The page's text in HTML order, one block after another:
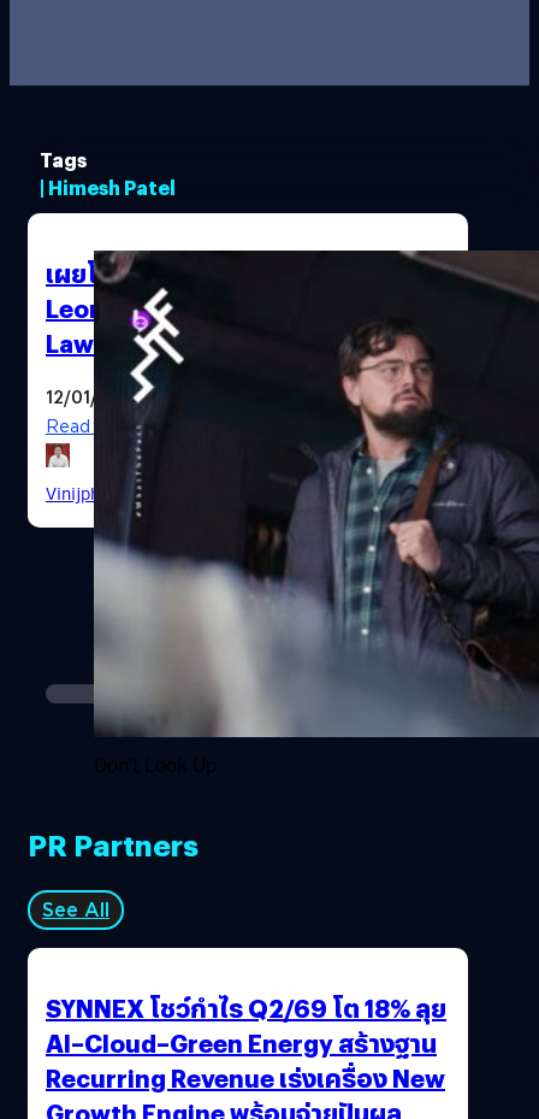
Tags
| Himesh Patel
Don't Look Up
เผยโฉมแรกของ Don’t Look Up ที่
Leonardo จะปะทะฝีมือกับ Jennifer
Lawrence ในหนังโลกแตก
12/01/2021
Read More
Vinijphat Kanyapong | 2032 days ago
PR Partners
See All
SYNNEX โชว์กำไร Q2/69 โต 18% ลุย
AI–Cloud–Green Energy สร้างฐาน
Recurring Revenue เร่งเครื่อง New